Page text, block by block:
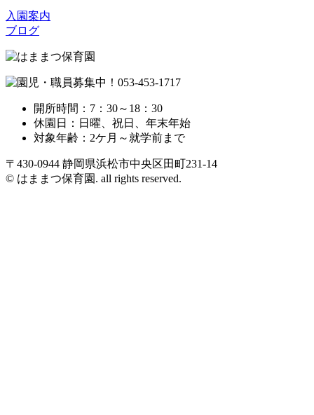
入園案内
ブログ
開所時間：7：30～18：30
休園日：日曜、祝日、年末年始
対象年齢：2ケ月～就学前まで
〒430-0944 静岡県浜松市中央区田町231-14
© はままつ保育園. all rights reserved.